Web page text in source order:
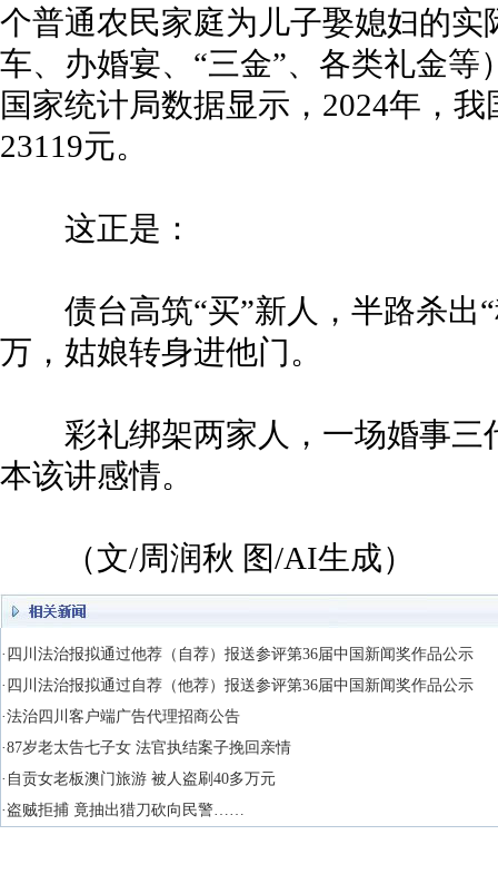
个普通农民家庭为儿子娶媳妇的
车、办婚宴、“三金”、各类礼金等
国家统计局数据显示，2024年，
23119元。
这正是：
债台高筑“买”新人，半路杀出“
万，姑娘转身进他门。
彩礼绑架两家人，一场婚事三
本该讲感情。
（文/周润秋 图/AI生成）
·四川法治报拟通过他荐（自荐）报送参评第36届中国新闻奖作品公示
·四川法治报拟通过自荐（他荐）报送参评第36届中国新闻奖作品公示
·法治四川客户端广告代理招商公告
·87岁老太告七子女 法官执结案子挽回亲情
·自贡女老板澳门旅游 被人盗刷40多万元
·盗贼拒捕 竟抽出猎刀砍向民警……